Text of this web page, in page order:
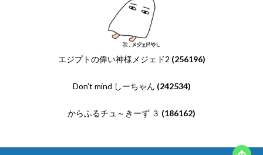
エジプトの偉い神様メジェド2 (256196)
Don't mind しーちゃん (242534)
からふるチュ～きーず ３ (186162)